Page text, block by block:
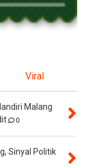
Viral
Malang
0
Sinyal Politik